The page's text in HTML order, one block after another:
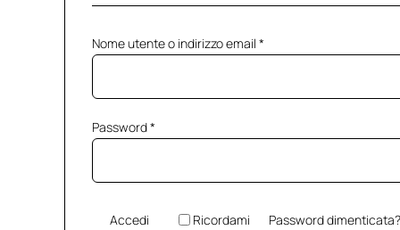
Nome utente o indirizzo email *
Password*
Ricordami
Accedi Password dimenticata?